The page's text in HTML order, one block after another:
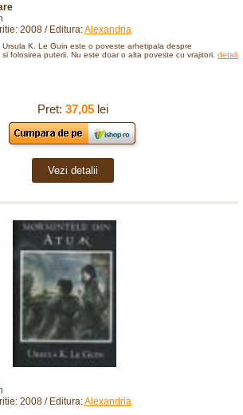
2008 / Editura:Alexandria
Ursula K. Le Guin este o poveste arhetipala despre
folosirea puterii. Nu este doar o alta poveste cu vrajitori. detalii
Pret: 37,05lei
Vezi detalii
2008 / Editura:Alexandria